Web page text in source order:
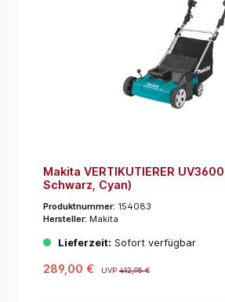
Makita VERTIKUTIERER
Schwarz, Cyan)
Produktnummer: 154083
Hersteller: Makita
Lieferzeit: Sofort verfügbar
289,00 € UVP412,95 €